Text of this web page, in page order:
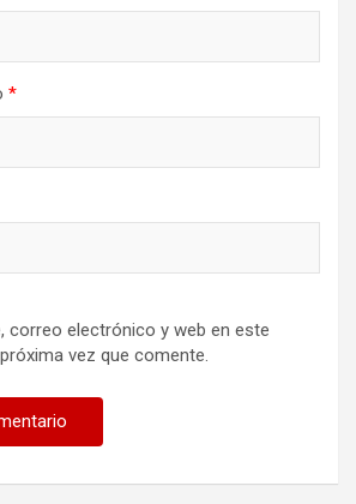
*
correo electrónico y web en este
vez que comente.